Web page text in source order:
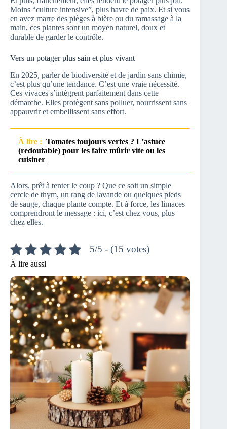
Moins “culture intensive”, plus havre de paix. Et si vous
en avez marre des pièges à bière ou du ramassage à la
main, ces plantes sont un moyen naturel, doux et
durable de garder le contrôle.
Vers un potager plus sain et plus vivant
En 2025, parler de biodiversité et de jardin sans chimie,
c’est plus qu’une tendance. C’est une vraie nécessité.
Ces vivaces s’intègrent parfaitement dans cette
démarche. Elles protègent sans polluer, nourrissent sans
appauvrir et embellissent sans effort.
À lire : Tomates toujours vertes ? L’astuce
(redoutable) pour les faire mûrir vite ou les
cuisiner
Alors, prêt à tenter le coup ? Que ce soit un simple
cercle de thym, un rang de lavande ou quelques pieds
de sauge, chaque plante compte. Et à force, les limaces
comprendront le message : ici, c’est chez vous, plus
chez elles.
5/5 - (15 votes)
À lire aussi